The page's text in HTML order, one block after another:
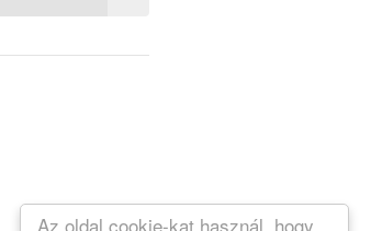
Az oldal cookie-kat használ, hogy